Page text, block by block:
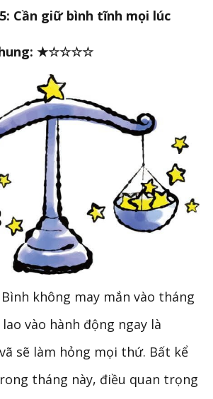
Cần giữ bình tĩnh mọi lúc
★☆☆☆☆
không may mắn vào tháng
vào hành động ngay là
sẽ làm hỏng mọi thứ. Bất kể
tháng này, điều quan trọng